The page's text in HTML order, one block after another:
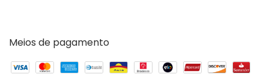
Meios de pagamento